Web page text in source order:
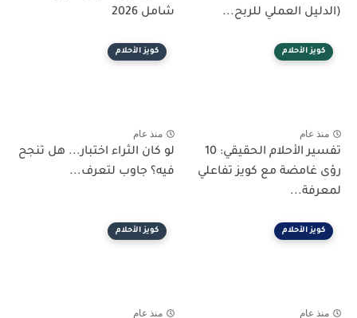
(الدليل العملي للربح...
شامل 2026
كويز الأحلام
منذ عام
تفسير الأحلام الحقيقي: 10
رؤى غامضة مع كويز تفاعلي
لمعرفة...
كويز الأحلام
منذ عام
لو كان الثراء اختبار... هل تنجح
فيه؟ جاوب لتعرف...
كويز الأحلام
منذ عام
كويز الأحلام
منذ عام